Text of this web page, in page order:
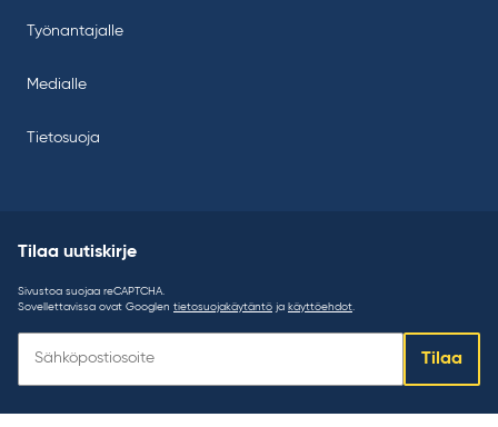
Työnantajalle
Medialle
Tietosuoja
Tilaa uutiskirje
Sivustoa suojaa reCAPTCHA.
Sovellettavissa ovat Googlen tietosuojakäytäntö ja käyttöehdot
uutiskirje:
Tilaa